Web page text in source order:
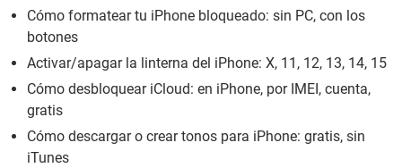
Cómo formatear tu iPhone bloqueado: sin PC, con los
botones
Activar/apagar la linterna del iPhone: X, 11, 12, 13, 14, 15
Cómo desbloquear iCloud: en iPhone, por IMEI, cuenta,
gratis
Cómo descargar o crear tonos para iPhone: gratis, sin
iTunes